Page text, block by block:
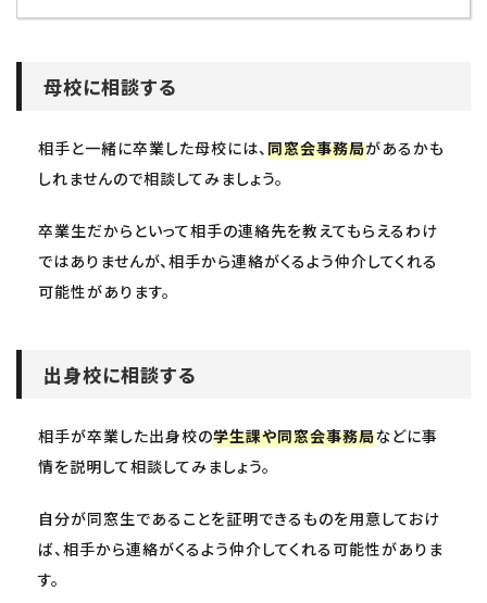
母校に相談する
相手と一緒に卒業した母校には、 同窓会事務局があるかも
しれませんので相談してみましょう。
卒業生だからといって相手の連絡先を教えてもらえるわけ
ではありませんが、相手から連絡がくるよう仲介してくれる
可能性があります。
出身校に相談する
相手が卒業した出身校の学生課や同窓会事務局などに事
情を説明して相談してみましょう。
自分が同窓生であることを証明できるものを用意しておけ
ば、相手から連絡がくるよう仲介してくれる可能性がありま
す。